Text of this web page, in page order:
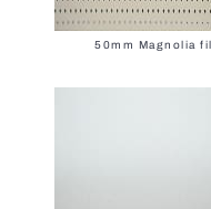
50mm Magnolia